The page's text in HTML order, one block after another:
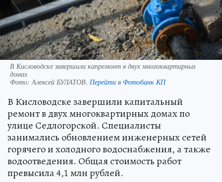
В Кисловодске завершили капремонт в двух многоквартирных
домах
Фото:Алексей БУЛАТОВ. Перейти в Фотобанк КП
В Кисловодске завершили капитальный
ремонт в двух многоквартирных домах по
улице Седлогорской. Специалисты
занимались обновлением инженерных сетей
горячего и холодного водоснабжения, а также
водоотведения. Общая стоимость работ
превысила 4,1 млн рублей.